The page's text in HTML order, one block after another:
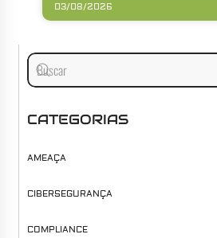
03/08/2026
CATEGORIAS
AMEAÇA
CIBERSEGURANÇA
COMPLIANCE